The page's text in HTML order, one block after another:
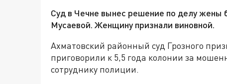
Суд в Чечне вынес решение по делу
Мусаевой. Женщину признали виновной.
Ахматовский районный суд Грозного
приговорили к 5,5 года колонии за
сотруднику полиции.